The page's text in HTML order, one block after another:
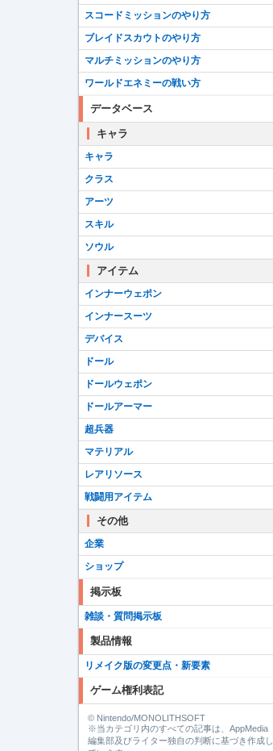
スコードミッションのやり方
ブレイドスカウトのやり方
マルチミッションのやり方
ワールドエネミーの戦い方
データベース
キャラ
キャラ
クラス
アーツ
スキル
ソウル
アイテム
インナーウェポン
インナースーツ
デバイス
ドール
ドールウェポン
ドールアーマー
超兵器
マテリアル
レアリソース
戦闘用アイテム
その他
企業
ショップ
掲示板
雑談・質問掲示板
製品情報
リメイク版の変更点・新要素
ゲーム権利表記
© Nintendo/MONOLITHSOFT
※当カテゴリ内のすべての記事は、AppMedia
編集部及びライター独自の判断に基づき作成し